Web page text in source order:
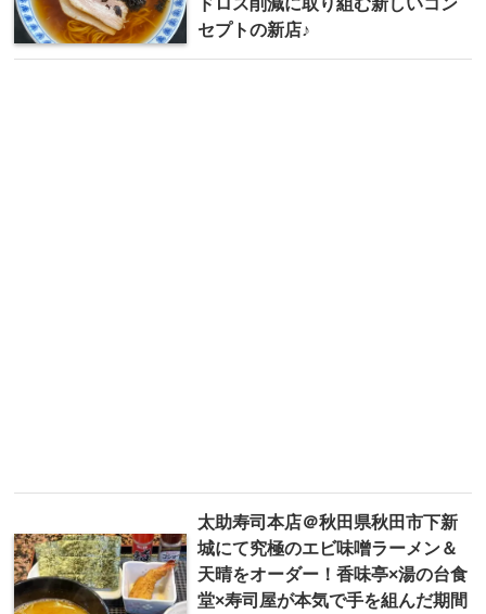
セプトの新店♪
太助寿司本店＠秋田県秋田市下新
城にて究極のエビ味噌ラーメン＆
天晴をオーダー！香味亭×湯の台食
堂×寿司屋が本気で手を組んだ期間